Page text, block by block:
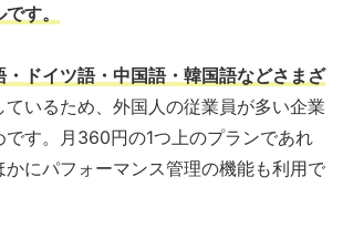
す。
ドイツ語・中国語・韓国語などさまざ
ているため、外国人の従業員が多い企業
です。月360円の1つ上のプランであれ
かにパフォーマンス管理の機能も利用で